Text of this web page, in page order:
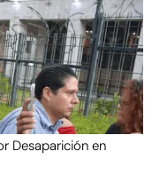
Desaparición en